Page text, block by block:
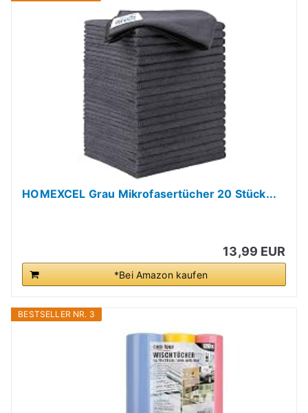
HOMEXCEL Grau Mikrofasertücher 20 Stück...
13,99 EUR
*Bei Amazon kaufen
BESTSELLER NR. 3